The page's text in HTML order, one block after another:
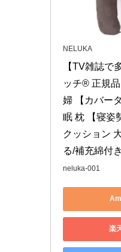
NELUKA
【TV雑誌で
ッチ® 正規
婦 【カバー
眠 枕 【寝姿
クッション
る/補充綿付
neluka-001
楽